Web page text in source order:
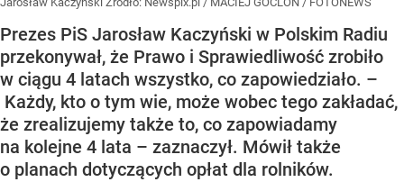
Prezes PiS Jarosław Kaczyński w Polskim Radiu
przekonywał, że Prawo i Sprawiedliwość zrobiło
w ciągu 4 latach wszystko, co zapowiedziało. –
Każdy, kto o tym wie, może wobec tego zakładać,
że zrealizujemy także to, co zapowiadamy
na kolejne 4 lata – zaznaczył. Mówił także
o planach dotyczących opłat dla rolników.